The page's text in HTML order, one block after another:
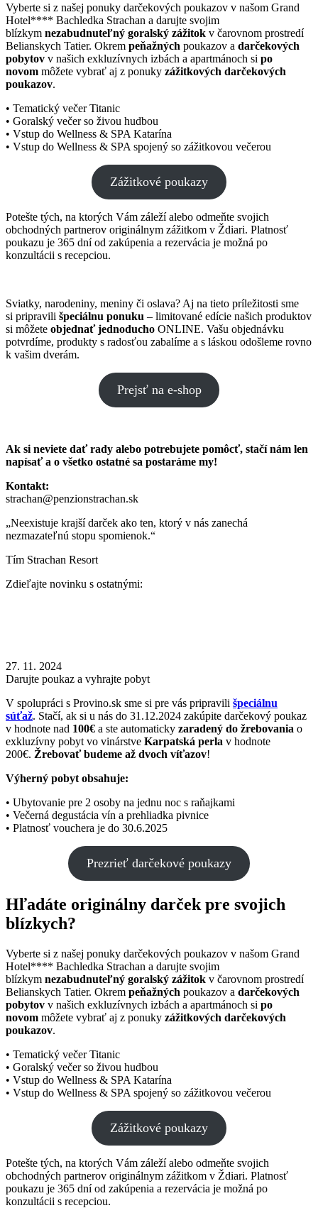
Vyberte si z našej ponuky darčekových poukazov v našom Grand
Hotel**** Bachledka Strachan a darujte svojim
blízkym nezabudnuteľný goralský zážitok v čarovnom prostredí
Belianskych Tatier. Okrem peňažných poukazov a darčekových
pobytov v našich exkluzívnych izbách a apartmánoch si po
novom môžete vybrať aj z ponuky zážitkových darčekových
poukazov.
• Tematický večer Titanic
• Goralský večer so živou hudbou
• Vstup do Wellness & SPA Katarína
• Vstup do Wellness & SPA spojený so zážitkovou večerou
Zážitkové poukazy
Potešte tých, na ktorých Vám záleží alebo odmeňte svojich
obchodných partnerov originálnym zážitkom v Ždiari. Platnosť
poukazu je 365 dní od zakúpenia a rezervácia je možná po
konzultácii s recepciou.
Sviatky, narodeniny, meniny či oslava? Aj na tieto príležitosti sme
si pripravili špeciálnu ponuku – limitované edície našich produktov
si môžete objednať jednoducho ONLINE. Vašu objednávku
potvrdíme, produkty s radosťou zabalíme a s láskou odošleme rovno
k vašim dverám.
Prejsť na e-shop
Ak si neviete dať rady alebo potrebujete pomôcť, stačí nám len
napísať a o všetko ostatné sa postaráme my!
Kontakt:
strachan@penzionstrachan.sk
„Neexistuje krajší darček ako ten, ktorý v nás zanechá
nezmazateľnú stopu spomienok.“
Tím Strachan Resort
Zdieľajte novinku s ostatnými:
27. 11. 2024
Darujte poukaz a vyhrajte pobyt
V spolupráci s Provino.sk sme si pre vás pripravili špeciálnu
súťaž. Stačí, ak si u nás do 31.12.2024 zakúpite darčekový poukaz
v hodnote nad 100€ a ste automaticky zaradený do žrebovania o
exkluzívny pobyt vo vinárstve Karpatská perla v hodnote
200€. Žrebovať budeme až dvoch víťazov!
Výherný pobyt obsahuje:
• Ubytovanie pre 2 osoby na jednu noc s raňajkami
• Večerná degustácia vín a prehliadka pivnice
• Platnosť vouchera je do 30.6.2025
Prezrieť darčekové poukazy
Hľadáte originálny darček pre svojich
blízkych?
Vyberte si z našej ponuky darčekových poukazov v našom Grand
Hotel**** Bachledka Strachan a darujte svojim
blízkym nezabudnuteľný goralský zážitok v čarovnom prostredí
Belianskych Tatier. Okrem peňažných poukazov a darčekových
pobytov v našich exkluzívnych izbách a apartmánoch si po
novom môžete vybrať aj z ponuky zážitkových darčekových
poukazov.
• Tematický večer Titanic
• Goralský večer so živou hudbou
• Vstup do Wellness & SPA Katarína
• Vstup do Wellness & SPA spojený so zážitkovou večerou
Zážitkové poukazy
Potešte tých, na ktorých Vám záleží alebo odmeňte svojich
obchodných partnerov originálnym zážitkom v Ždiari. Platnosť
poukazu je 365 dní od zakúpenia a rezervácia je možná po
konzultácii s recepciou.